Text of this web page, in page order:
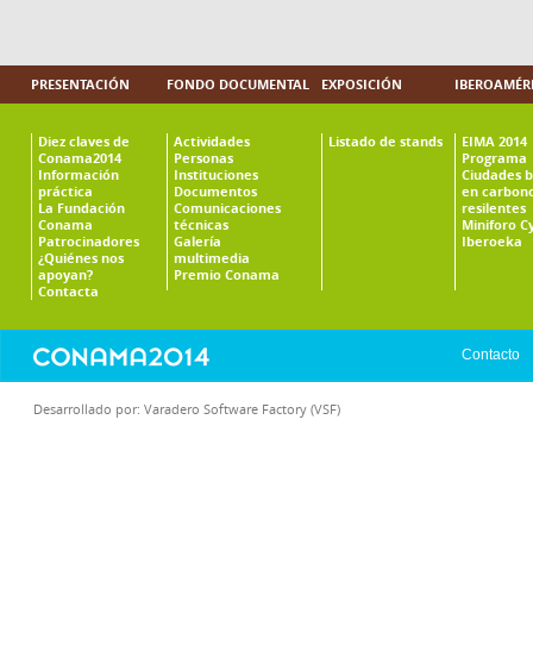
PRESENTACIÓN
Diez claves de
Conama2014
Información
práctica
La Fundación
Conama
Patrocinadores
¿Quiénes nos
apoyan?
Contacta
FONDO DOCUMENTAL
Actividades
Personas
Instituciones
Documentos
Comunicaciones
técnicas
Galería
multimedia
Premio Conama
EXPOSICIÓN
Listado de stands
EIMA 2014
Programa
Ciudades
en
resilentes
Miniforo
Iberoeka
Contacto
Desarrollado por: Varadero Software Factory (VSF)